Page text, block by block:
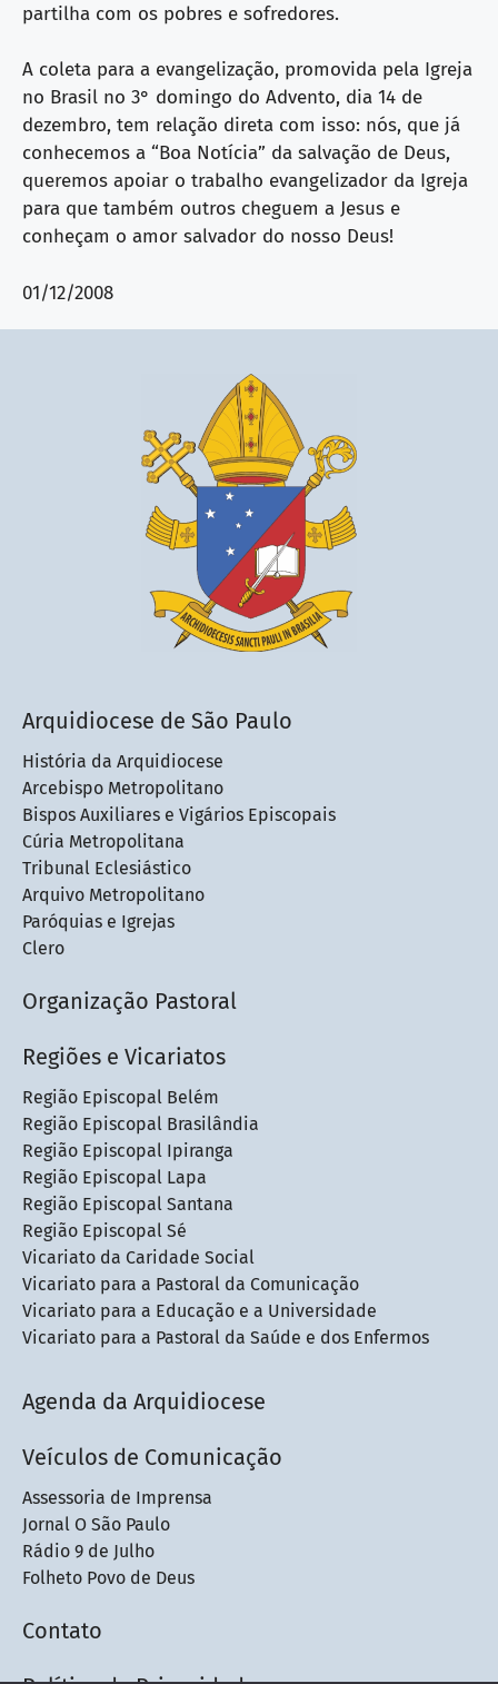
partilha com os pobres e sofredores.
A coleta para a evangelização, promovida pela Igreja
no Brasil no 3° domingo do Advento, dia 14 de
dezembro, tem relação direta com isso: nós, que já
conhecemos a “Boa Notícia” da salvação de Deus,
queremos apoiar o trabalho evangelizador da Igreja
para que também outros cheguem a Jesus e
conheçam o amor salvador do nosso Deus!
01/12/2008
Arquidiocese de São Paulo
História da Arquidiocese
Arcebispo Metropolitano
Bispos Auxiliares e Vigários Episcopais
Cúria Metropolitana
Tribunal Eclesiástico
Arquivo Metropolitano
Paróquias e Igrejas
Clero
Organização Pastoral
Regiões e Vicariatos
Região Episcopal Belém
Região Episcopal Brasilândia
Região Episcopal Ipiranga
Região Episcopal Lapa
Região Episcopal Santana
Região Episcopal Sé
Vicariato da Caridade Social
Vicariato para a Pastoral da Comunicação
Vicariato para a Educação e a Universidade
Vicariato para a Pastoral da Saúde e dos Enfermos
Agenda da Arquidiocese
Veículos de Comunicação
Assessoria de Imprensa
Jornal O São Paulo
Rádio 9 de Julho
Folheto Povo de Deus
Contato